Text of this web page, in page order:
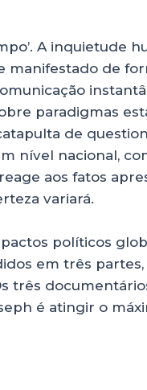
A inquietude
manifestado de
paradigmas
de
nível nacional,
aos fatos
variará.
políticos
em três
três
é atingir o